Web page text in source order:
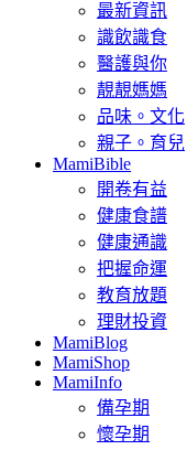
最新資訊
識飲識食
醫護與你
靚靚媽媽
品味。文化
親子。育兒
MamiBible
開卷有益
健康食譜
健康通識
把握命運
教育放題
理財投資
MamiBlog
MamiShop
MamiInfo
備孕期
懷孕期